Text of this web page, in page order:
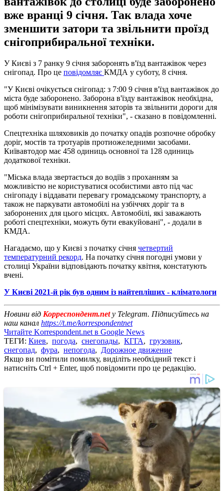
вже вранці 9 січня. Так влада хоче
зменшити затори та звільнити проїзд
снігоприбиральної техніки.
У Києві з 7 ранку 9 січня заборонять в'їзд вантажівок через
снігопад. Про це повідомляє КМДА у суботу, 8 січня.
"У Києві очікується снігопад: з 7:00 9 січня в'їзд вантажівок до
міста буде заборонено. Заборона в'їзду вантажівок необхідна,
щоб мінімізувати виникнення заторів та звільнити дороги для
роботи снігоприбиральної техніки", - сказано в повідомленні.
Спецтехніка шляховиків до початку опадів розпочне обробку
доріг, мостів та тротуарів протиожеледними засобами.
Київавтодор має 458 одиниць основної та 128 одиниць
додаткової техніки.
"Міська влада звертається до водіїв з проханням за
можливістю не користуватися особистими авто під час
снігопаду і віддавати перевагу громадському транспорту, а
також не паркувати автомобілі на узбіччях доріг та в
заборонених для цього місцях. Автомобілі, які заважають
роботі спецтехніки, можуть бути евакуйовані", - додали в
КМДА.
Нагадаємо, що у Києві з початку січня четвертий
температурний рекорд. На початку січня погодні умови у
столиці України відповідають початку квітня, констатують
вчені.
У Києві 2021-й рік був одним із найтепліших - кліматологи
Новини від Корреспондент.netу Telegram. Підписуйтесь на
наш канал https://t.me/korrespondentnet
Читайте Korrespondent.net в Google News
ТЕГИ: Киев, погода, снегопады, КГГА, грузовик,
снегопад, фура, непогода, Дорожное движение
Якщо ви помітили помилку, виділіть необхідний текст і
натисніть Ctrl + Enter, щоб повідомити про це редакцію.